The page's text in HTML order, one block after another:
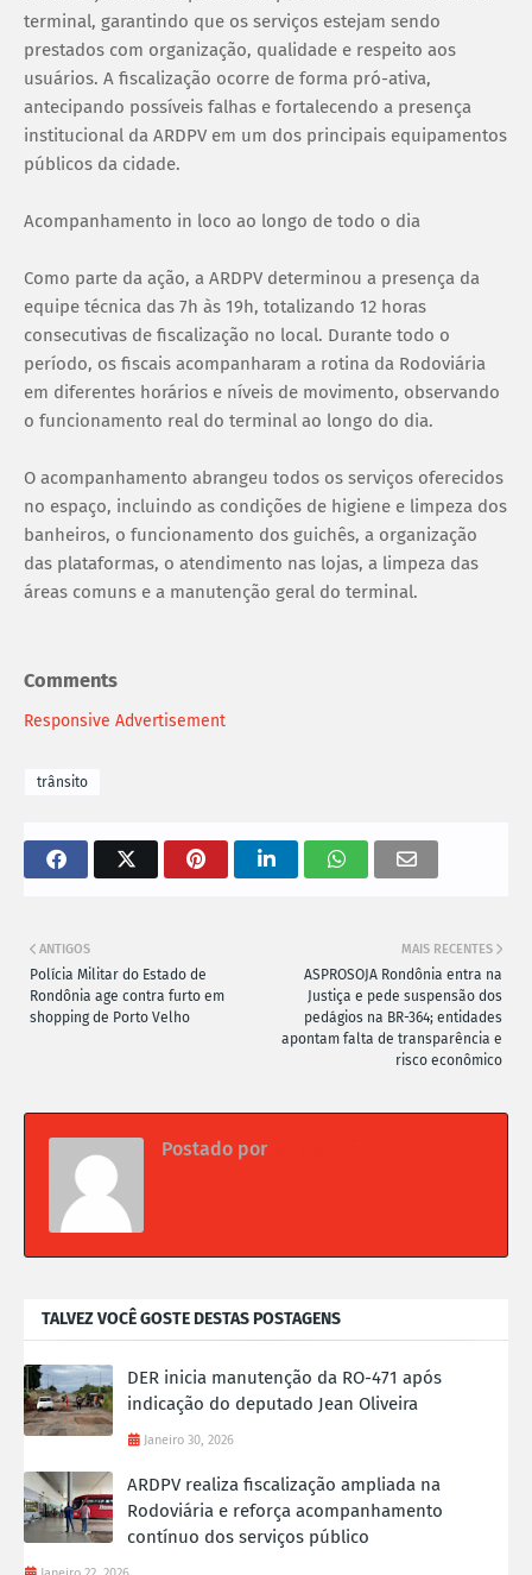
terminal, garantindo que os serviços estejam sendo
prestados com organização, qualidade e respeito aos
usuários. A fiscalização ocorre de forma pró-ativa,
antecipando possíveis falhas e fortalecendo a presença
institucional da ARDPV em um dos principais equipamentos
públicos da cidade.
Acompanhamento in loco ao longo de todo o dia
Como parte da ação, a ARDPV determinou a presença da
equipe técnica das 7h às 19h, totalizando 12 horas
consecutivas de fiscalização no local. Durante todo o
período, os fiscais acompanharam a rotina da Rodoviária
em diferentes horários e níveis de movimento, observando
o funcionamento real do terminal ao longo do dia.
O acompanhamento abrangeu todos os serviços oferecidos
no espaço, incluindo as condições de higiene e limpeza dos
banheiros, o funcionamento dos guichês, a organização
das plataformas, o atendimento nas lojas, a limpeza das
áreas comuns e a manutenção geral do terminal.
Comments
Responsive Advertisement
trânsito
MAIS RECENTES
ASPROSOJA Rondônia entra na
Justiça e pede suspensão dos
pedágios na BR-364; entidades
apontam falta de transparência e
risco econômico
ANTIGOS
Polícia Militar do Estado de
Rondônia age contra furto em
shopping de Porto Velho
Postado por
TALVEZ VOCÊ GOSTE DESTAS POSTAGENS
DER inicia manutenção da RO-471 após
indicação do deputado Jean Oliveira
Janeiro 30, 2026
ARDPV realiza fiscalização ampliada na
Rodoviária e reforça acompanhamento
contínuo dos serviços público